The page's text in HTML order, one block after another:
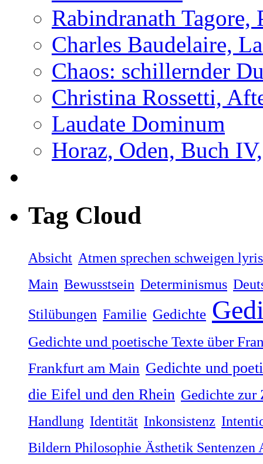
Rabindranath Tagore,
Charles Baudelaire,
Chaos: schillernder
Christina Rossetti,
Laudate Dominum
Horaz, Oden, Buch
Tag Cloud
Absicht Atmen sprechen schweigen
Main Bewusstsein Determinismus
Stilübungen Familie Gedichte
Gedichte und poetische Texte über
Frankfurt am Main Gedichte und
die Eifel und den Rhein Gedichte zur
Handlung Identität Inkonsistenz
Bildern Philosophie Ästhetik Sentenzen